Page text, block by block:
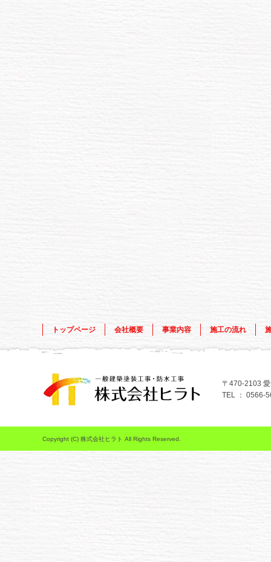
トップページ 会社概要 事業内容 施工の流れ
〒470-2103
TEL ： 0566-
Copyright (C) 株式会社ヒラト All Rights Reserved.